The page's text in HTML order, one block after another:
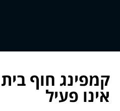
קמפינג חוף בית
אינו פעיל